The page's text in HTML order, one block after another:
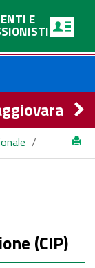
E
/
(CIP)